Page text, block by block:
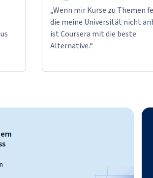
„Wenn mir Kurse zu Themen
die meine Universität nicht
ist Coursera mit die beste
Alternative.“